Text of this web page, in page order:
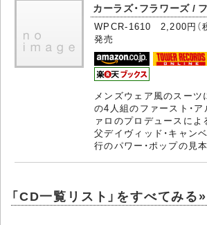
カーラズ・フラワーズ /
WPCR-1610 2,200円（
発売
メンズウェア風のスー
の4人組のファースト・ア
ァロのプロデュースによ
父デイヴィッド・キャン
行のパワー・ポップの見
「CD一覧リスト」をすべてみる»